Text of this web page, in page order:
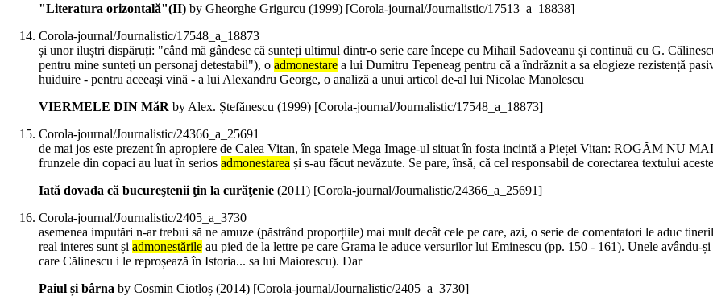
"Literatura orizontală"(II) by Gheorghe Grigurcu (1999) [Corola-journal/Journalistic/17513_a_18838]
Corola-journal/Journalistic/17548_a_18873
și unor iluștri dispăruți: "când mă gândesc că sunteți ultimul dintr-o serie care începe cu Mihail Sadoveanu și continuă cu G.
pentru mine sunteți un personaj detestabil"), o admonestare a lui Dumitru Tepeneag pentru că a îndrăznit a sa elogieze rezistență
huiduire - pentru aceeași vină - a lui Alexandru George, o analiză a unui articol de-al lui Nicolae Manolescu
VIERMELE DIN MăR by Alex. Ștefănescu (1999) [Corola-journal/Journalistic/17548_a_18873]
Corola-journal/Journalistic/24366_a_25691
de mai jos este prezent în apropiere de Calea Vitan, în spatele Mega Image-ul situat în fosta incintă a Pieței Vitan: ROGĂM NU
frunzele din copaci au luat în serios admonestarea și s-au făcut nevăzute. Se pare, însă, că cel responsabil de corectarea textului
Iată dovada că bucureştenii ţin la curăţenie (2011) [Corola-journal/Journalistic/24366_a_25691]
Corola-journal/Journalistic/2405_a_3730
asemenea imputări n-ar trebui să ne amuze (păstrând proporțiile) mai mult decât cele pe care, azi, o serie de comentatori le aduc
real interes sunt și admonestările au pied de la lettre pe care Grama le aduce versurilor lui Eminescu (pp. 150 - 161). Unele avându-
care Călinescu i le reproșează în Istoria... sa lui Maiorescu). Dar
Paiul și bârna by Cosmin Ciotloș (2014) [Corola-journal/Journalistic/2405_a_3730]